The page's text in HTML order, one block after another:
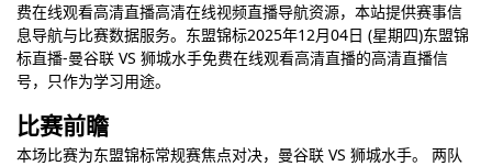
费在线观看高清直播高清在线视频直播导航资源，本站提供赛事信
息导航与比赛数据服务。东盟锦标2025年12月04日 (星期四)东盟锦
标直播-曼谷联 VS 狮城水手免费在线观看高清直播的高清直播信
号，只作为学习用途。
比赛前瞻
本场比赛为东盟锦标常规赛焦点对决，曼谷联 VS 狮城水手。 两队